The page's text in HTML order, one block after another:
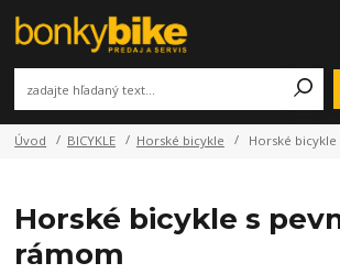
Úvod BICYKLE Horské bicykle Horské
Horské bicykle s
rámom